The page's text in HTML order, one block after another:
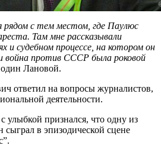
рядом с тем местом, где Паулюс
Там мне рассказывали
и судебном процессе, на котором он
война против СССР была роковой
Лановой.
ответил на вопросы журналистов,
деятельности.
признался, что одну из
в эпизодической сцене